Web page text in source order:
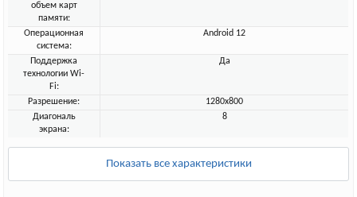
объем карт
памяти:
Операционная
система:
Android 12
Поддержка
технологии Wi-
Fi:
Да
Разрешение:
1280x800
Диагональ
экрана:
8
Показать все характеристики